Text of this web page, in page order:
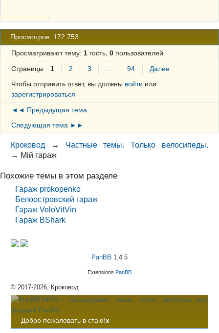
Просмотров: 172 753
Просматривают тему: 1гость, 0пользователей
Страницы 1 2 3 94
Далее
Чтобы отправить ответ, вы должны войти или
зарегистрироваться
◄◄ Предыдущая тема
Следующая тема ►►
Кроковод → Частные темы. Только велосипеды.
→ Мій гараж
Похожие темы в этом разделе
Гараж prokopenko
Белоостровский гараж
Гараж VeloVitVin
Гараж BShark
PanBB 1.4.5
Extensions PanBB
© 2017-2026, Кроковод
Добро пожаловать в стаю!x